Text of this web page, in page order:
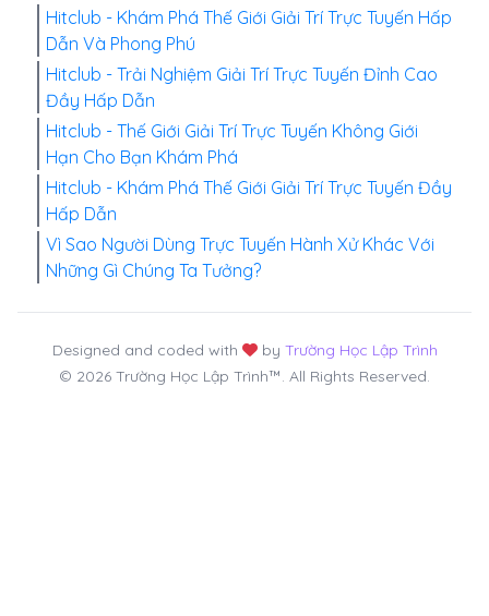
Hitclub - Khám Phá Thế Giới Giải Trí Trực Tuyến Hấp
Dẫn Và Phong Phú
Hitclub - Trải Nghiệm Giải Trí Trực Tuyến Đỉnh Cao
Đầy Hấp Dẫn
Hitclub - Thế Giới Giải Trí Trực Tuyến Không Giới
Hạn Cho Bạn Khám Phá
Hitclub - Khám Phá Thế Giới Giải Trí Trực Tuyến Đầy
Hấp Dẫn
Vì Sao Người Dùng Trực Tuyến Hành Xử Khác Với
Những Gì Chúng Ta Tưởng?
Designed and coded with by Trường Học Lập Trình
© 2026 Trường Học Lập Trình™. All Rights Reserved.